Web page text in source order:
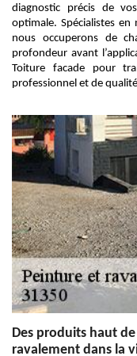
diagnostic précis de
optimale. Spécialistes
nous occuperons de
profondeur avant
Toiture facade pour
professionnel et de
Des produits haut
ravalement dans la